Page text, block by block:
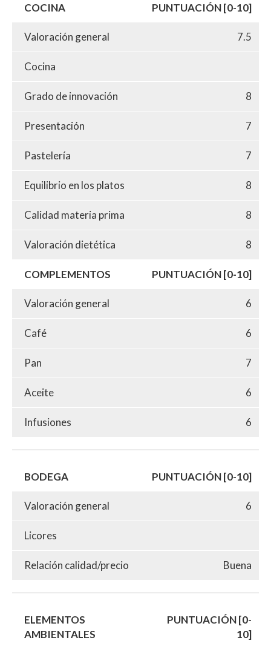
COCINA PUNTUACIÓN [0-10]
Valoración general 7.5
Cocina
Grado de innovación 8
Presentación 7
Pastelería 7
Equilibrio en los platos 8
Calidad materia prima 8
Valoración dietética 8
COMPLEMENTOS PUNTUACIÓN [0-10]
Valoración general 6
Café 6
Pan 7
Aceite 6
Infusiones 6
BODEGA PUNTUACIÓN [0-10]
Valoración general 6
Licores
Relación calidad/precio Buena
ELEMENTOS
AMBIENTALES
PUNTUACIÓN [0-
10]